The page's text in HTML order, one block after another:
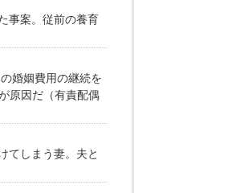
事案。従前の養育
婚姻費用の継続を
原因だ（有責配偶
てしまう妻。夫と